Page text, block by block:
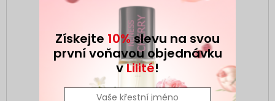
Získejte 10%slevu na svou
první voňavou objednávku
vLilité!